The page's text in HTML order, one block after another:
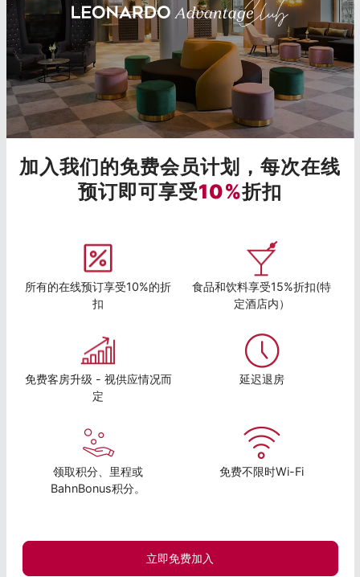
加入我们的免费会员计划，每次在线
预订即可享受10%折扣
所有的在线预订享受10%的折
扣
食品和饮料享受15%折扣(特
定酒店内）
免费客房升级 - 视供应情况而
定
延迟退房
领取积分、里程或
BahnBonus积分。
免费不限时Wi-Fi
立即免费加入